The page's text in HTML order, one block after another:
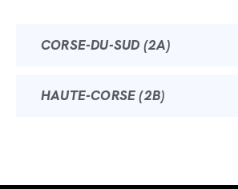
CORSE-DU-SUD (2A)
HAUTE-CORSE (2B)